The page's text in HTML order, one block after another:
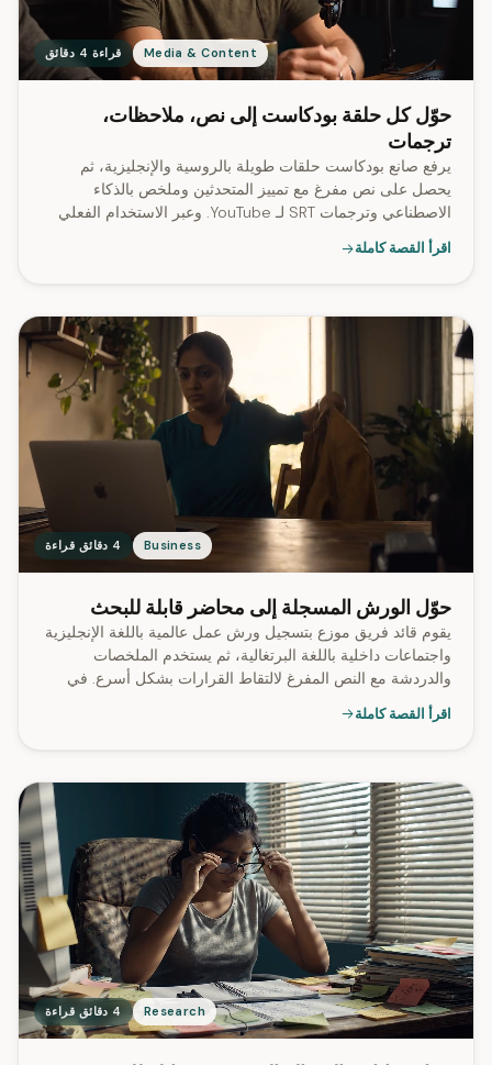
Media & Content قراءة 4 دقائق
حوّل كل حلقة بودكاست إلى نص، ملاحظات،
ترجمات
يرفع صانع بودكاست حلقات طويلة بالروسية والإنجليزية، ثم
يحصل على نص مفرغ مع تمييز المتحدثين وملخص بالذكاء
الاصطناعي وترجمات SRT لـ YouTube. وعبر الاستخدام الفعلي
المعالجة.
اقرأ القصة كاملة
Business 4 دقائق قراءة
حوّل الورش المسجلة إلى محاضر قابلة للبحث
يقوم قائد فريق موزع بتسجيل ورش عمل عالمية باللغة الإنجليزية
واجتماعات داخلية باللغة البرتغالية، ثم يستخدم الملخصات
والدردشة مع النص المفرغ لالتقاط القرارات بشكل أسرع. في
SozAI، تتضمن 99% من النصوص المفرغة تسميات للمتحدثين.
اقرأ القصة كاملة
Research 4 دقائق قراءة